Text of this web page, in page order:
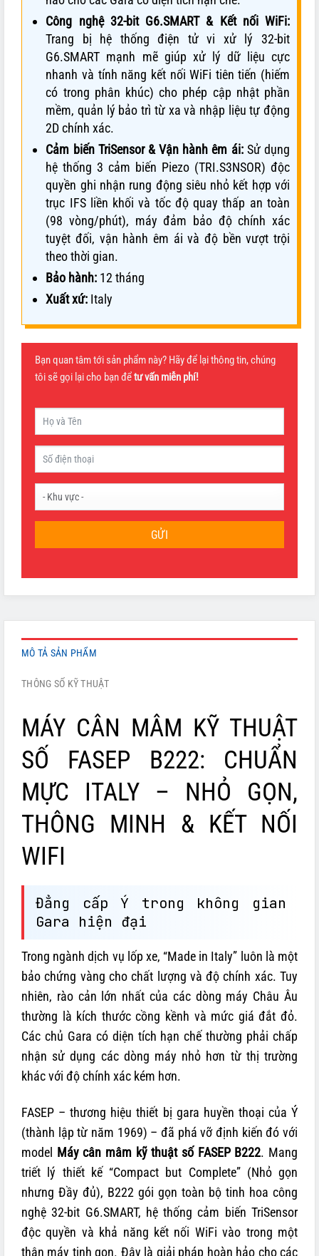
Công nghệ 32-bit G6.SMART & Kết nối WiFi:
Trang bị hệ thống điện tử vi xử lý 32-bit
G6.SMART mạnh mẽ giúp xử lý dữ liệu cực
nhanh và tính năng kết nối WiFi tiên tiến (hiếm
có trong phân khúc) cho phép cập nhật phần
mềm, quản lý bảo trì từ xa và nhập liệu tự động
2D chính xác.
Cảm biến TriSensor & Vận hành êm ái:Sử dụng
hệ thống 3 cảm biến Piezo (TRI.S3NSOR) độc
quyền ghi nhận rung động siêu nhỏ kết hợp với
trục IFS liền khối và tốc độ quay thấp an toàn
(98 vòng/phút), máy đảm bảo độ chính xác
tuyệt đối, vận hành êm ái và độ bền vượt trội
theo thời gian.
Bảo hành: 12 tháng
Xuất xứ: Italy
Bạn quan tâm tới sản phẩm này? Hãy để lại thông tin, chúng
tôi sẽ gọi lại cho bạn đểtư vấn miễn phí!
GỬI
MÔ TẢ SẢN PHẨM
THÔNG SỐ KỸ THUẬT
MÁY CÂN MÂM KỸ THUẬT
SỐ FASEP B222: CHUẨN
MỰC ITALY – NHỎ GỌN,
THÔNG MINH & KẾT NỐI
WIFI
Đẳng cấp Ý trong không gian
Gara hiện đại
Trong ngành dịch vụ lốp xe, “Made in Italy” luôn là một
bảo chứng vàng cho chất lượng và độ chính xác. Tuy
nhiên, rào cản lớn nhất của các dòng máy Châu Âu
thường là kích thước cồng kềnh và mức giá đắt đỏ.
Các chủ Gara có diện tích hạn chế thường phải chấp
nhận sử dụng các dòng máy nhỏ hơn từ thị trường
khác với độ chính xác kém hơn.
FASEP – thương hiệu thiết bị gara huyền thoại của Ý
(thành lập từ năm 1969) – đã phá vỡ định kiến đó với
model
Máy cân mâm kỹ thuật số FASEP B222. Mang
triết lý thiết kế “Compact but Complete” (Nhỏ gọn
nhưng Đầy đủ), B222 gói gọn toàn bộ tinh hoa công
nghệ 32-bit G6.SMART, hệ thống cảm biến TriSensor
độc quyền và khả năng kết nối WiFi vào trong một
thân máy tinh gọn. Đây là giải pháp hoàn hảo cho các